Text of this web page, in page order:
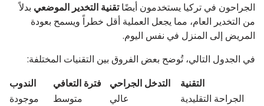
الجراحون في تركيا يستخدمون أيضًاتقنية التخدير الموضعي بدلاً
من التخدير العام، مما يجعل العملية أقل خطراً ويسمح بعودة
المريض إلى المنزل في نفس اليوم.
في الجدول التالي، تُوضح بعض الفروق بين التقنيات المختلفة:
التقنية
التدخل الجراحي فترة التعافي
الندوب
الجراحة التقليدية
عالي متوسط
موجودة